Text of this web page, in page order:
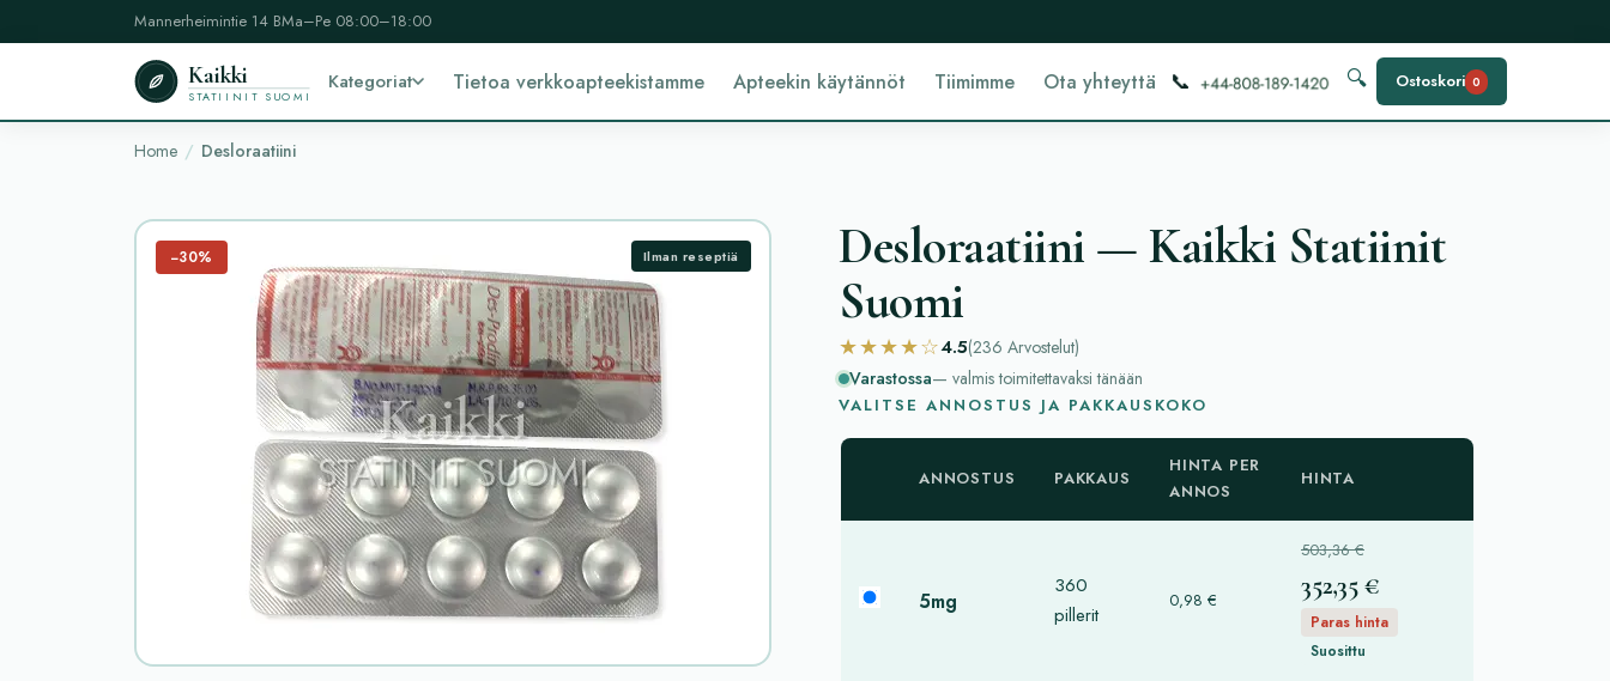
Mannerheimintie 14 BMa–Pe 08:00–18:00
Kaikki
STATIINIT SUOMI
Kategoriat Tietoa verkkoapteekistamme Apteekin käytännöt Tiimimme Ota yhteyttä 📞 🔍 Ostoskori 0
Home Desloraatiini
−30% Ilman reseptiä
Desloraatiini — Kaikki Statiinit
Suomi
★★★★☆4.5(236 Arvostelut)
Varastossa— valmis toimitettavaksi tänään
VALITSE ANNOSTUS JA PAKKAUSKOKO
ANNOSTUS PAKKAUS
HINTA PER
ANNOS
HINTA
5mg
360
pillerit
0,98 €
503,36 €
352,35 €
Paras hinta
Suosittu